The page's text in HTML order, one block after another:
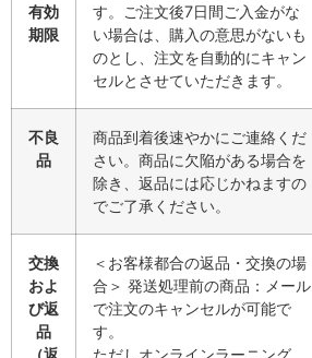
有効
期限
す。ご注文後7日間ご入金がな
い場合は、購入の意思がないも
のとし、注文を自動的にキャン
セルとさせていただきます。
不良
品
商品到着後速やかにご連絡くだ
さい。商品に欠陥がある場合を
除き、返品には応じかねますの
でご了承ください。
交換
およ
び返
品
＜お客様都合の返品・交換の場
合＞ 発送処理前の商品：メール
で注文のキャンセルが可能で
す。